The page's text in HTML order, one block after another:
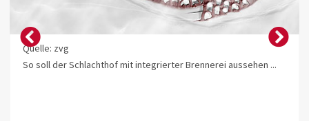
Quelle: zvg
So soll der Schlachthof mit integrierter Brennerei aussehen ...